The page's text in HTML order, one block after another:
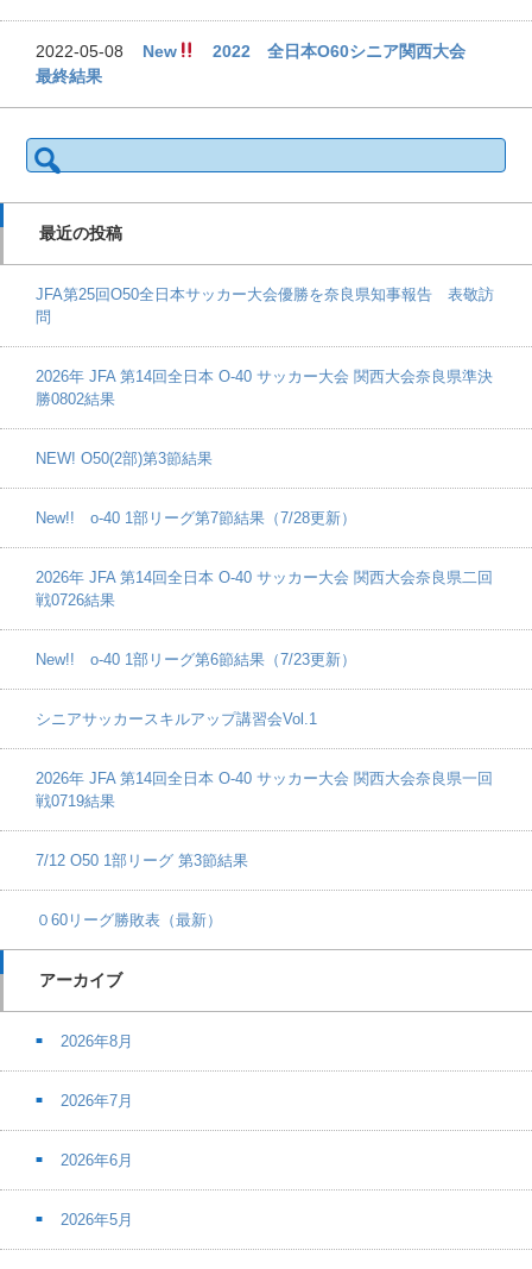
2022-05-08 New
2022 全日本O60シニア関西大会
最終結果
検
索:
最近の投稿
JFA第25回O50全日本サッカー大会優勝を奈良県知事報告 表敬訪
問
2026年 JFA 第14回全日本 O-40 サッカー大会 関西大会奈良県準決
勝0802結果
NEW! O50(2部)第3節結果
New!! o-40 1部リーグ第7節結果（7/28更新）
2026年 JFA 第14回全日本 O-40 サッカー大会 関西大会奈良県二回
戦0726結果
New!! o-40 1部リーグ第6節結果（7/23更新）
シニアサッカースキルアップ講習会Vol.1
2026年 JFA 第14回全日本 O-40 サッカー大会 関西大会奈良県一回
戦0719結果
7/12 O50 1部リーグ 第3節結果
０60リーグ勝敗表（最新）
アーカイブ
2026年8月
2026年7月
2026年6月
2026年5月